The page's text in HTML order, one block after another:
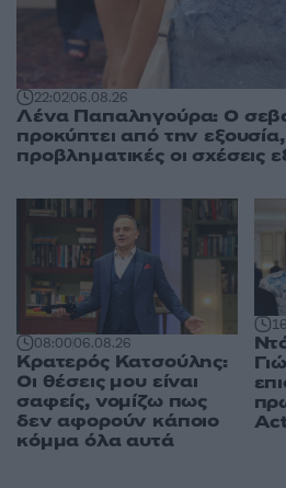
22:0206.08.26
Λένα Παπαληγούρα: Ο
προκύπτει από την εξουσία,
προβληματικές οι σχέσεις
08:0006.08.26
Κρατερός Κατσούλης:
Οι θέσεις μου είναι
σαφείς, νομίζω πως
δεν αφορούν κάποιο
κόμμα όλα αυτά